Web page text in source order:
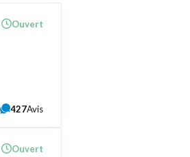
Ouvert
427Avis
Ouvert